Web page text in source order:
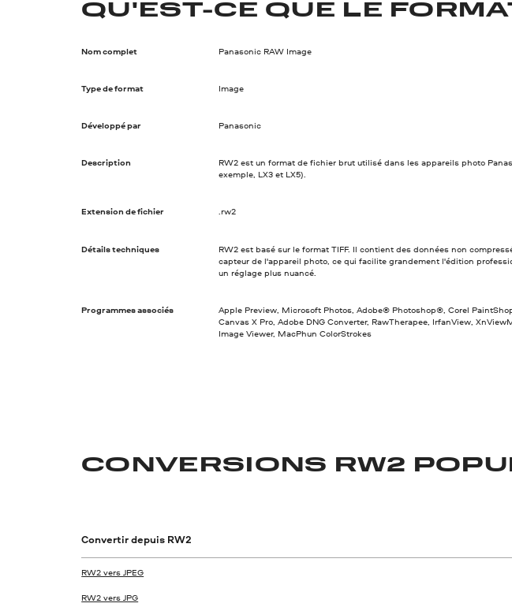
QU'EST-CE QUE LE
Nom complet Panasonic RAW Image
Type de format Image
Développé par Panasonic
Description
RW2 est un format de fichier brut utilisé dans les appareils photo
exemple, LX3 et LX5).
Extension de fichier .rw2
Détails techniques
RW2 est basé sur le format TIFF. Il contient des données non
capteur de l'appareil photo, ce qui facilite grandement l'édition
un réglage plus nuancé.
Programmes associés
Apple Preview, Microsoft Photos, Adobe® Photoshop®, Corel
Canvas X Pro, Adobe DNG Converter, RawTherapee, IrfanView,
Image Viewer, MacPhun ColorStrokes
CONVERSIONS RW2
Convertir depuis RW2
RW2 vers JPEG
RW2 vers JPG